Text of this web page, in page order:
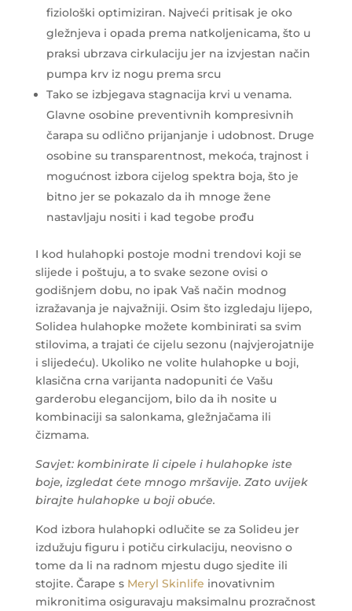
fiziološki optimiziran. Najveći pritisak je oko
gležnjeva i opada prema natkoljenicama, što u
praksi ubrzava cirkulaciju jer na izvjestan način
pumpa krv iz nogu prema srcu
Tako se izbjegava stagnacija krvi u venama.
Glavne osobine preventivnih kompresivnih
čarapa su odlično prijanjanje i udobnost. Druge
osobine su transparentnost, mekoća, trajnost i
mogućnost izbora cijelog spektra boja, što je
bitno jer se pokazalo da ih mnoge žene
nastavljaju nositi i kad tegobe prođu
I kod hulahopki postoje modni trendovi koji se
slijede i poštuju, a to svake sezone ovisi o
godišnjem dobu, no ipak Vaš način modnog
izražavanja je najvažniji. Osim što izgledaju lijepo,
Solidea hulahopke možete kombinirati sa svim
stilovima, a trajati će cijelu sezonu (najvjerojatnije
i slijedeću). Ukoliko ne volite hulahopke u boji,
klasična crna varijanta nadopuniti će Vašu
garderobu elegancijom, bilo da ih nosite u
kombinaciji sa salonkama, gležnjačama ili
čizmama.
Savjet: kombinirate li cipele i hulahopke iste
boje, izgledat ćete mnogo mršavije. Zato uvijek
birajte hulahopke u boji obuće.
Kod izbora hulahopki odlučite se za Solideu jer
izdužuju figuru i potiču cirkulaciju, neovisno o
tome da li na radnom mjestu dugo sjedite ili
stojite. Čarape s Meryl Skinlife inovativnim
mikronitima osiguravaju maksimalnu prozračnost